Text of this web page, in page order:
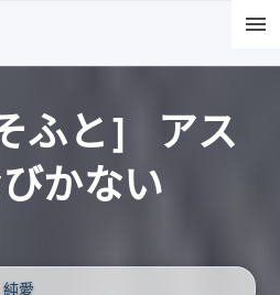
ふと] アス
かない
純愛